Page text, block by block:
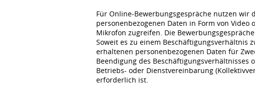
Für Online-Bewerbungsgespräche nutzen wir
personenbezogenen Daten in Form von
Mikrofon zugreifen. Die
Soweit es zu einem Beschäftigungsverhältnis
erhaltenen personenbezogenen Daten für
Beendigung des
Betriebs- oder Dienstvereinbarung
erforderlich ist.